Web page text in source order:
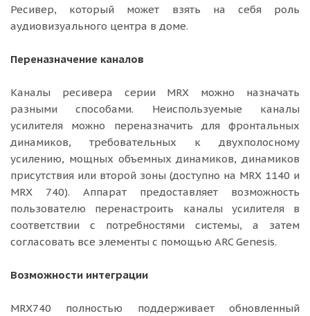
Ресивер, который может взять на себя роль
аудиовизуального центра в доме.
Переназначение каналов
Каналы ресивера серии MRX можно назначать
разными способами. Неиспользуемые каналы
усилителя можно переназначить для фронтальных
динамиков, требовательных к двухполосному
усилению, мощных объемных динамиков, динамиков
присутствия или второй зоны (доступно на MRX 1140 и
MRX 740). Аппарат предоставляет возможность
пользователю перенастроить каналы усилителя в
соответствии с потребностями системы, а затем
согласовать все элементы с помощью ARC Genesis.
Возможности интеграции
MRX740 полностью поддерживает обновленный